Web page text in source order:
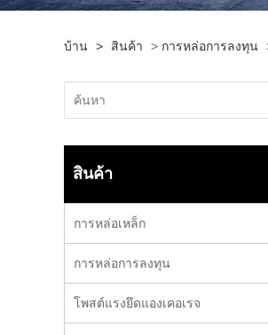
บ้าน > สินค้า > การหล่อการลงทุน
สินค้า
การหล่อเหล็ก
การหล่อการลงทุน
โพสต์แรงยึดแองเคอเรจ